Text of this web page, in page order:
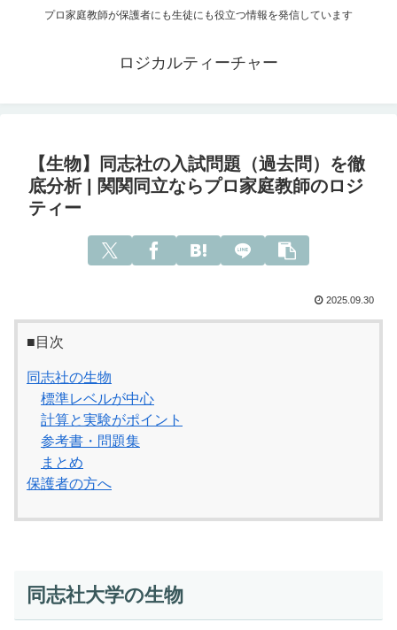
プロ家庭教師が保護者にも生徒にも役立つ情報を発信しています
ロジカルティーチャー
【生物】同志社の入試問題（過去問）を徹
底分析 | 関関同立ならプロ家庭教師のロジ
ティー
2025.09.30
■目次
同志社の生物
標準レベルが中心
計算と実験がポイント
参考書・問題集
まとめ
保護者の方へ
同志社大学の生物